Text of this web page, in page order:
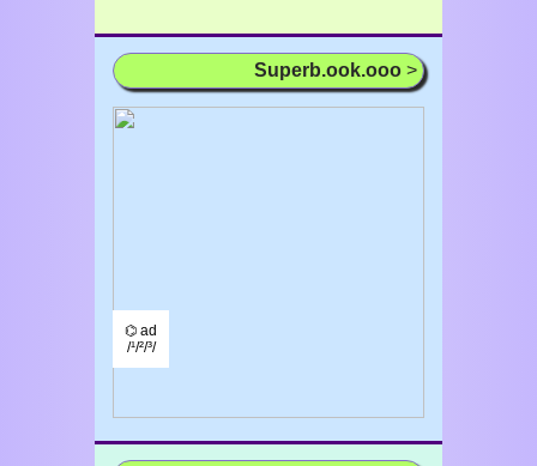
Superb.ook.ooo >
⌬ ad
/¹/²/³/